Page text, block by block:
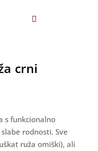
crni
s funkcionalno
rodnosti. Sve
ruža omiški), ali